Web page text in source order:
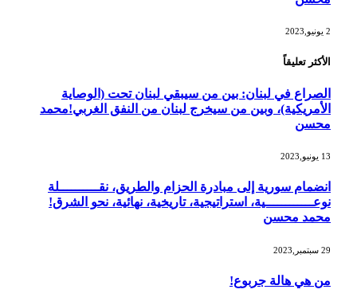
الأكثر تعليقاً
الصراع في لبنان: بين من سيبقي لبنان تحت (الوصاية
الأمريكية)، وبين من سيخرج لبنان من النفق الغربي!محمد
محسن
13 يونيو,2023
انضمام سورية إلى مبادرة الحزام والطريق، نقــــــــــلة
نوعــــــــــــية، استراتيجية، تاريخية، نهائية، نحو الشرق!
محمد محسن
29 سبتمبر,2023
من هي هالة جربوع!